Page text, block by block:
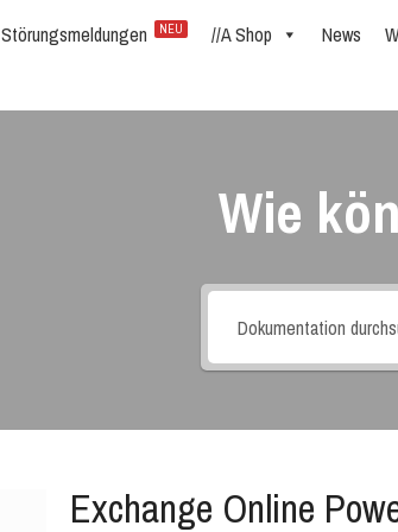
Störungsmeldungen NEU //A Shop News
Wie
Exchange Online